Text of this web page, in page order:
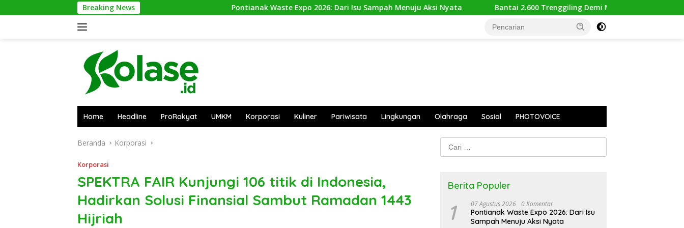
ke
Breaking News Pontianak Waste Expo 2026: Dari Isu Sampah Menuju Aksi Nyata Bantai 2.600 Trenggiling Demi Mitos Sesat, Polisi Gulung Mafia Satwa
Home Headline ProRakyat UMKM Korporasi Kuliner Pariwisata Lingkungan Olahraga Sosial PHOTOVOICE
Beranda Korporasi
Korporasi
SPEKTRA FAIR Kunjungi 106 titik di Indonesia,
Hadirkan Solusi Finansial Sambut Ramadan 1443
Hijriah
Cari
untuk:
Berita Populer
1 07 Agustus 2026 0 Komentar
Pontianak Waste Expo 2026: Dari Isu
Sampah Menuju Aksi Nyata